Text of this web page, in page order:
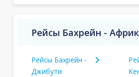
Рейсы Бахрейн -
Рейсы Бахрейн -
Джибути